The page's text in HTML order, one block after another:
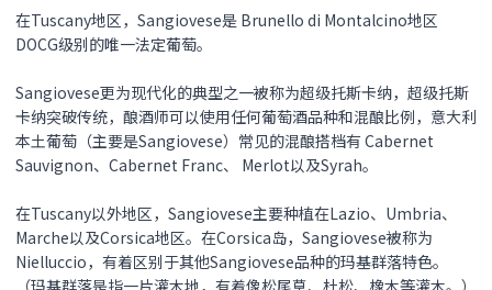
在Tuscany地区，Sangiovese是 Brunello di Montalcino地区
DOCG级别的唯一法定葡萄。
Sangiovese更为现代化的典型之一被称为超级托斯卡纳，超级托斯
卡纳突破传统，酿酒师可以使用任何葡萄酒品种和混酿比例，意大利
本土葡萄（主要是Sangiovese）常见的混酿搭档有 Cabernet
Sauvignon、Cabernet Franc、 Merlot以及Syrah。
在Tuscany以外地区，Sangiovese主要种植在Lazio、Umbria、
Marche以及Corsica地区。在Corsica岛，Sangiovese被称为
Nielluccio，有着区别于其他Sangiovese品种的玛基群落特色。